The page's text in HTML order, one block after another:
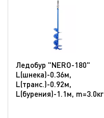
Ледобур "NERO-180"
L(шнека)-0.36м,
L(транс.)-0.92м,
L(бурения)-1.1м, m=3.0кг